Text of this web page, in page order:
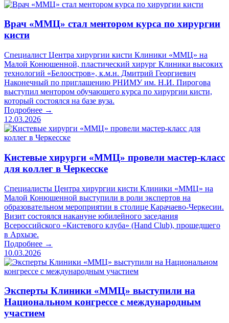
Врач «ММЦ» стал ментором курса по хирургии
кисти
Специалист Центра хирургии кисти Клиники «ММЦ» на
Малой Конюшенной, пластический хирург Клиники высоких
технологий «Белоостров», к.м.н. Дмитрий Георгиевич
Наконечный по приглашению РНИМУ им. Н.И. Пирогова
выступил ментором обучающего курса по хирургии кисти,
который состоялся на базе вуза.
Подробнее →
12.03.2026
Кистевые хирурги «ММЦ» провели мастер-класс
для коллег в Черкесске
Специалисты Центра хирургии кисти Клиники «ММЦ» на
Малой Конюшенной выступили в роли экспертов на
образовательном мероприятии в столице Карачаево-Черкесии.
Визит состоялся накануне юбилейного заседания
Всероссийского «Кистевого клуба» (Hand Club), прошедшего
в Архызе.
Подробнее →
10.03.2026
Эксперты Клиники «ММЦ» выступили на
Национальном конгрессе с международным
участием